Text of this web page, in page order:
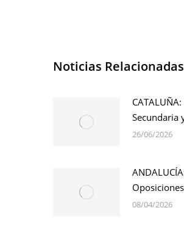
Noticias Relacionadas
Secundaria
26/06/2026
08/04/2026